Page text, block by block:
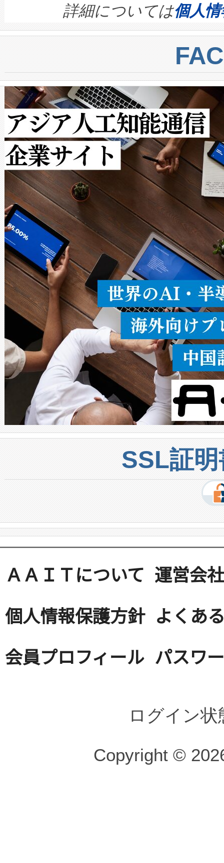
quality and reliability for AI
BESS stack to ensure battery
centers. Voltaiqは、ai&のAI
からシステム統合、試運転、
クルの各段階のデータを監視
[…]
す。ノーマルモードでは、
ートル先まで検出でき、これ
トに対して約600メートルに
では、反射率10％のターゲッ
で向上し、最大検知距離は
ットだけで最大1キロメート
ルの変電所周囲を監視でき、
作業と点群処理を簡素化でき
Avia 2は、2種類のFOVオプシ
× 80°のノーマルモード、長
ードを切り替えて使用するこ
ることなく、単一のデバイス
うにします。遠距離まで届く
密度なスキャ […]
詳細については個人
SSL証
ＡＡＩＴについて 運営会社
個人情報保護方針 よくあ
会員プロフィール パスワ
ログイン
Copyright ©